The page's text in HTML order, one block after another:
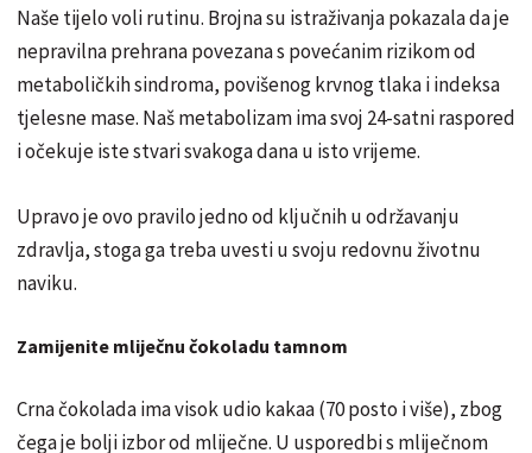
Naše tijelo voli rutinu. Brojna su istraživanja pokazala da je
nepravilna prehrana povezana s povećanim rizikom od
metaboličkih sindroma, povišenog krvnog tlaka i indeksa
tjelesne mase. Naš metabolizam ima svoj 24-satni raspored
i očekuje iste stvari svakoga dana u isto vrijeme.
Upravo je ovo pravilo jedno od ključnih u održavanju
zdravlja, stoga ga treba uvesti u svoju redovnu životnu
naviku.
Zamijenite mliječnu čokoladu tamnom
Crna čokolada ima visok udio kakaa (70 posto i više), zbog
čega je bolji izbor od mliječne. U usporedbi s mliječnom